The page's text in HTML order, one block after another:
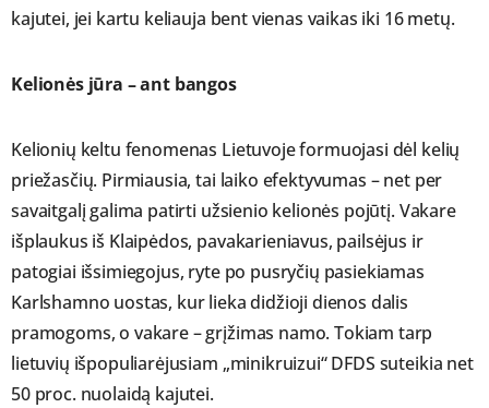
kajutei, jei kartu keliauja bent vienas vaikas iki 16 metų.
Kelionės jūra – ant bangos
Kelionių keltu fenomenas Lietuvoje formuojasi dėl kelių
priežasčių. Pirmiausia, tai laiko efektyvumas – net per
savaitgalį galima patirti užsienio kelionės pojūtį. Vakare
išplaukus iš Klaipėdos, pavakarieniavus, pailsėjus ir
patogiai išsimiegojus, ryte po pusryčių pasiekiamas
Karlshamno uostas, kur lieka didžioji dienos dalis
pramogoms, o vakare – grįžimas namo. Tokiam tarp
lietuvių išpopuliarėjusiam „minikruizui“ DFDS suteikia net
50 proc. nuolaidą kajutei.